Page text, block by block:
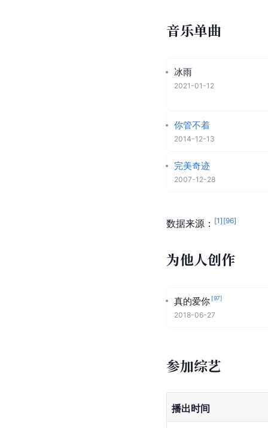
音乐单曲
冰雨
2021-01-12
你管不着
2014-12-13
完美奇迹
2007-12-28
数据来源： [1] [96]
为他人创作
真的爱你 [97]
2018-06-27
参加综艺
播出时间